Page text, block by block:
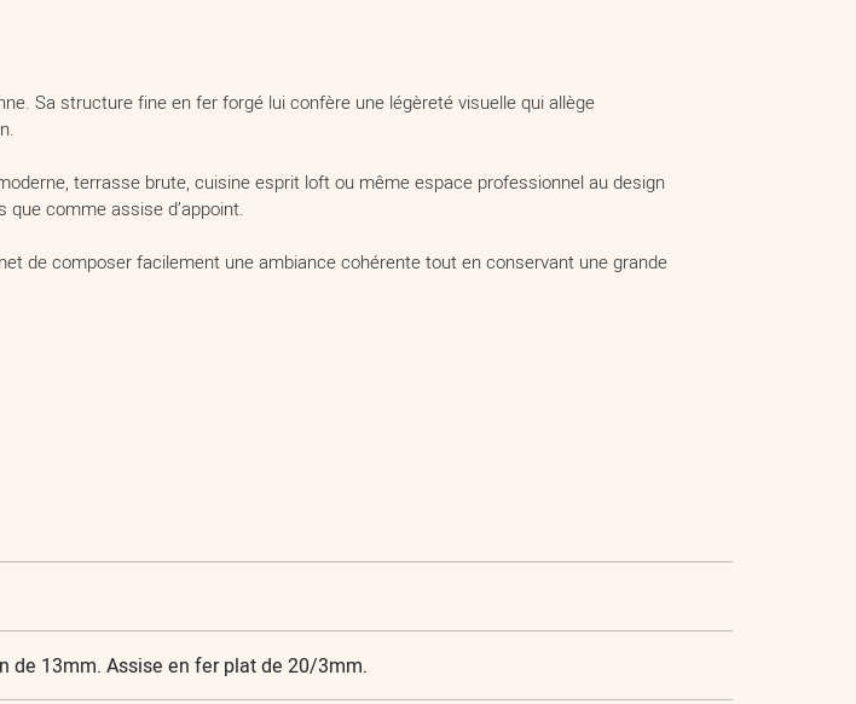
Sa structure fine en fer forgé lui confère une légèreté visuelle qui allège
terrasse brute, cuisine esprit loft ou même espace professionnel au design
que comme assise d’appoint.
de composer facilement une ambiance cohérente tout en conservant une grande
de 13mm. Assise en fer plat de 20/3mm.